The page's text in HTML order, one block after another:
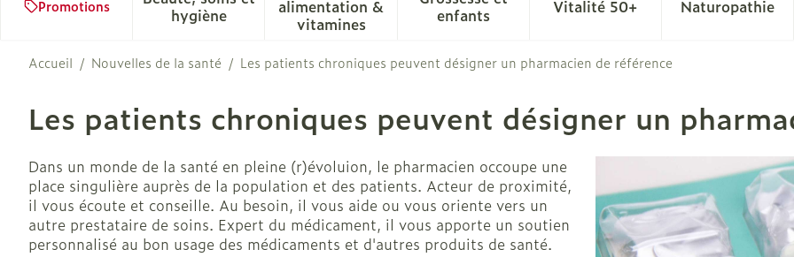
Promotions
hygièneAfficher le sous-menu pour la catégorie Beauté, soins et hygiène
alimentation &
vitaminesAfficher le sous-menu pour la catégorie Régime, alimentation &
enfantsAfficher le sous-menu pour la catégorie
Vitalité 50+Afficher le sous-menu pour
Naturopathie
Afficher
Accueil / Nouvelles de la santé / Les patients chroniques peuvent désigner un pharmacien de référence
Les patients chroniques peuvent désigner un
Dans un monde de la santé en pleine (r)évoluion, le pharmacien occoupe une
place singulière auprès de la population et des patients. Acteur de proximité,
il vous écoute et conseille. Au besoin, il vous aide ou vous oriente vers un
autre prestataire de soins. Expert du médicament, il vous apporte un soutien
personnalisé au bon usage des médicaments et d'autres produits de santé.